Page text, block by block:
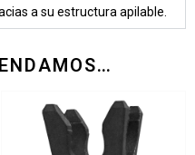
a su estructura apilable.